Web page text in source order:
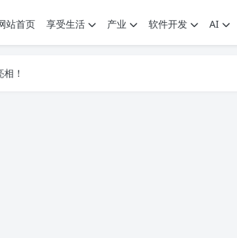
站首页 享受生活 产业 软件开发 AI
覆盖全场景技能
相！
！